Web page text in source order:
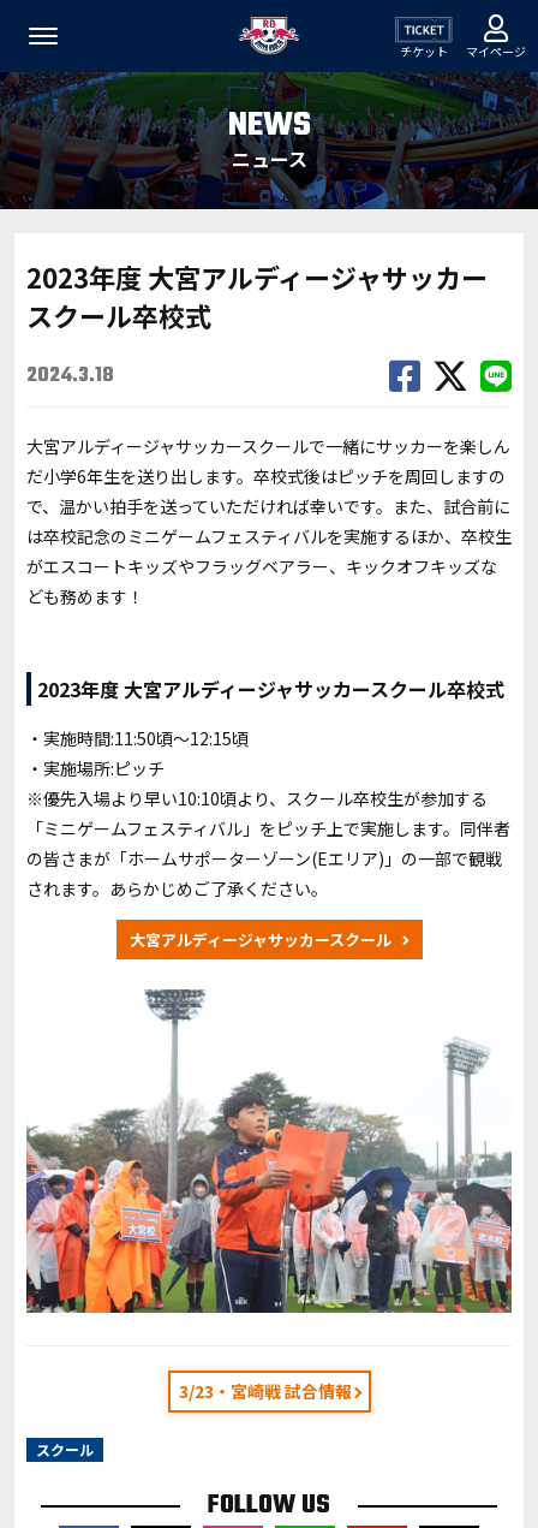
チケット マイページ
NEWS
ニュース
2023年度 大宮アルディージャサッカー
スクール卒校式
2024.3.18
大宮アルディージャサッカースクールで一緒にサッカーを楽しん
だ小学6年生を送り出します。卒校式後はピッチを周回しますの
で、温かい拍手を送っていただければ幸いです。また、試合前に
は卒校記念のミニゲームフェスティバルを実施するほか、卒校生
がエスコートキッズやフラッグベアラー、キックオフキッズな
ども務めます！
2023年度 大宮アルディージャサッカースクール卒校式
・実施時間:11:50頃〜12:15頃
・実施場所:ピッチ
※優先入場より早い10:10頃より、スクール卒校生が参加する
「ミニゲームフェスティバル」をピッチ上で実施します。同伴者
の皆さまが「ホームサポーターゾーン(Eエリア)」の一部で観戦
されます。あらかじめご了承ください。
大宮アルディージャサッカースクール
3/23・宮崎戦 試合情報
スクール
FOLLOW US